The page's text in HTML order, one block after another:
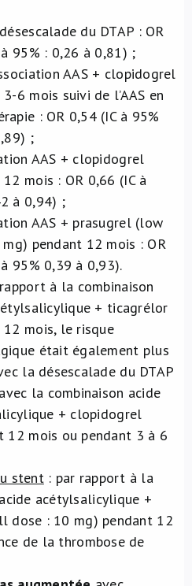
du DTAP : OR
95% : 0,26 à 0,81) ;
AAS + clopidogrel
6 mois suivi de l’AAS en
: OR 0,54 (IC à 95%
;
AAS + clopidogrel
mois : OR 0,66 (IC à
à 0,94) ;
AAS + prasugrel (low
pendant 12 mois : OR
95% 0,39 à 0,93).
à la combinaison
+ ticagrélor
12 mois, le risque
était également plus
la désescalade du DTAP
la combinaison acide
+ clopidogrel
12 mois ou pendant 3 à 6
stent: par rapport à la
acétylsalicylique +
dose : 10 mg) pendant 12
de la thrombose de